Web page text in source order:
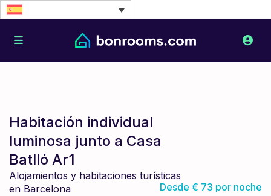
Habitación individual
luminosa junto a Casa
Batlló Ar1
Desde € 73 por noche
Alojamientos y habitaciones turísticas
en Barcelona